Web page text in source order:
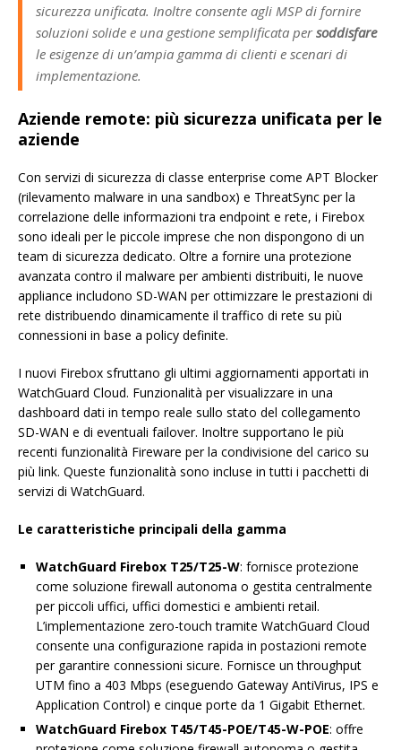
sicurezza unificata. Inoltre consente agli MSP di fornire
soluzioni solide e una gestione semplificata persoddisfare
le esigenze di un’ampia gamma di clienti e scenari di
implementazione.
Aziende remote: più sicurezza unificata per le
aziende
Con servizi di sicurezza di classe enterprise come APT Blocker
(rilevamento malware in una sandbox) e ThreatSync per la
correlazione delle informazioni tra endpoint e rete, i Firebox
sono ideali per le piccole imprese che non dispongono di un
team di sicurezza dedicato. Oltre a fornire una protezione
avanzata contro il malware per ambienti distribuiti, le nuove
appliance includono SD-WAN per ottimizzare le prestazioni di
rete distribuendo dinamicamente il traffico di rete su più
connessioni in base a policy definite.
I nuovi Firebox sfruttano gli ultimi aggiornamenti apportati in
WatchGuard Cloud. Funzionalità per visualizzare in una
dashboard dati in tempo reale sullo stato del collegamento
SD-WAN e di eventuali failover. Inoltre supportano le più
recenti funzionalità Fireware per la condivisione del carico su
più link. Queste funzionalità sono incluse in tutti i pacchetti di
servizi di WatchGuard.
Le caratteristiche principali della gamma
WatchGuard Firebox T25/T25-W: fornisce protezione
come soluzione firewall autonoma o gestita centralmente
per piccoli uffici, uffici domestici e ambienti retail.
L’implementazione zero-touch tramite WatchGuard Cloud
consente una configurazione rapida in postazioni remote
per garantire connessioni sicure. Fornisce un throughput
UTM fino a 403 Mbps (eseguendo Gateway AntiVirus, IPS e
Application Control) e cinque porte da 1 Gigabit Ethernet.
WatchGuard Firebox T45/T45-POE/T45-W-POE: offre